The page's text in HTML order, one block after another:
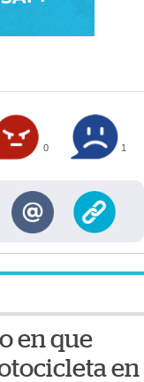
0 1
en que
en